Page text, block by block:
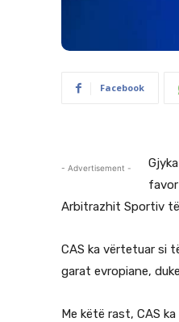
Facebook
- Advertisement -
Arbitrazhit Sportiv të
CAS ka vërtetuar si
garat evropiane,
Me këtë rast, CAS